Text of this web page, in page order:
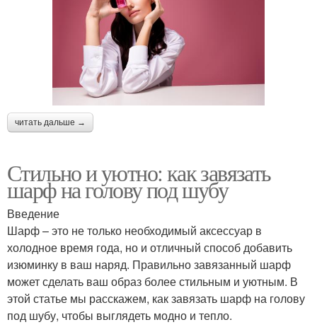
читать дальше →
Стильно и уютно: как завязать
шарф на голову под шубу
Введение
Шарф – это не только необходимый аксессуар в
холодное время года, но и отличный способ добавить
изюминку в ваш наряд. Правильно завязанный шарф
может сделать ваш образ более стильным и уютным. В
этой статье мы расскажем, как завязать шарф на голову
под шубу, чтобы выглядеть модно и тепло.